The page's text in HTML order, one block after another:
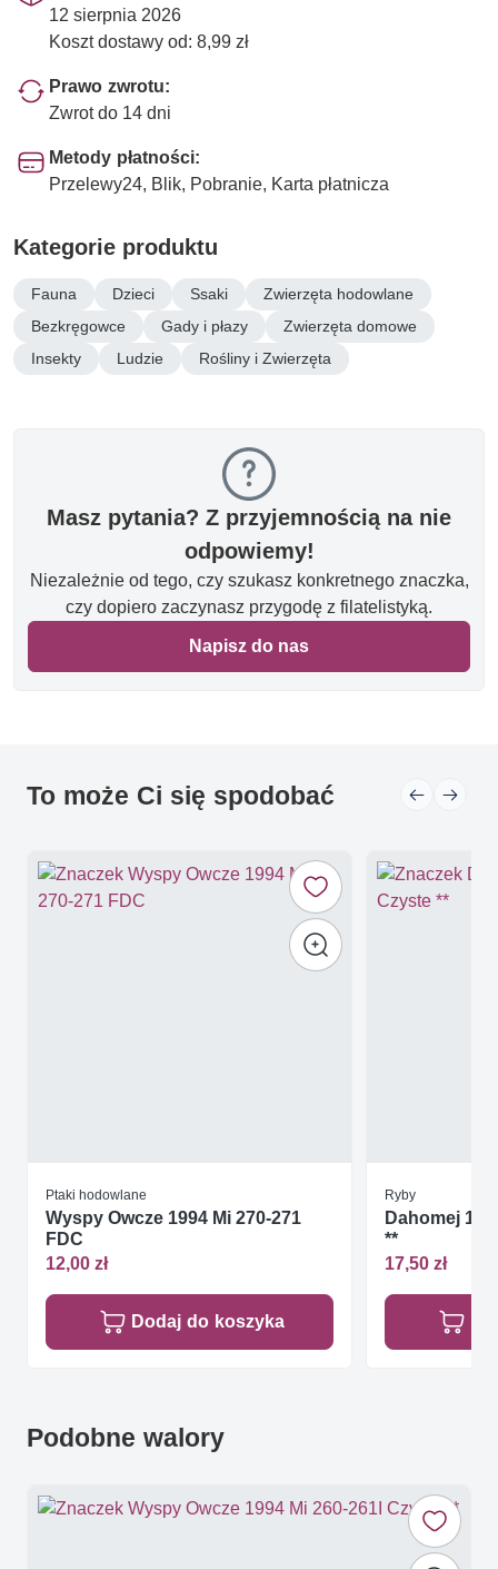
12 sierpnia 2026
Koszt dostawy od: 8,99 zł
Prawo zwrotu:
Zwrot do 14 dni
Metody płatności:
Przelewy24, Blik, Pobranie, Karta płatnicza
Kategorie produktu
Fauna Dzieci Ssaki
Zwierzęta hodowlane
Bezkręgowce
Gady i płazy
Zwierzęta domowe
Insekty
Ludzie Rośliny i Zwierzęta
Masz pytania? Z przyjemnością na nie
odpowiemy!
Niezależnie od tego, czy szukasz konkretnego znaczka,
czy dopiero zaczynasz przygodę z filatelistyką.
Napisz do nas
To może Ci się spodobać
Ptaki hodowlane
Wyspy Owcze 1994 Mi 270-271
FDC
12,00 zł
Dodaj do koszyka
Ryby
Dahomej
**
17,50 zł
Podobne walory